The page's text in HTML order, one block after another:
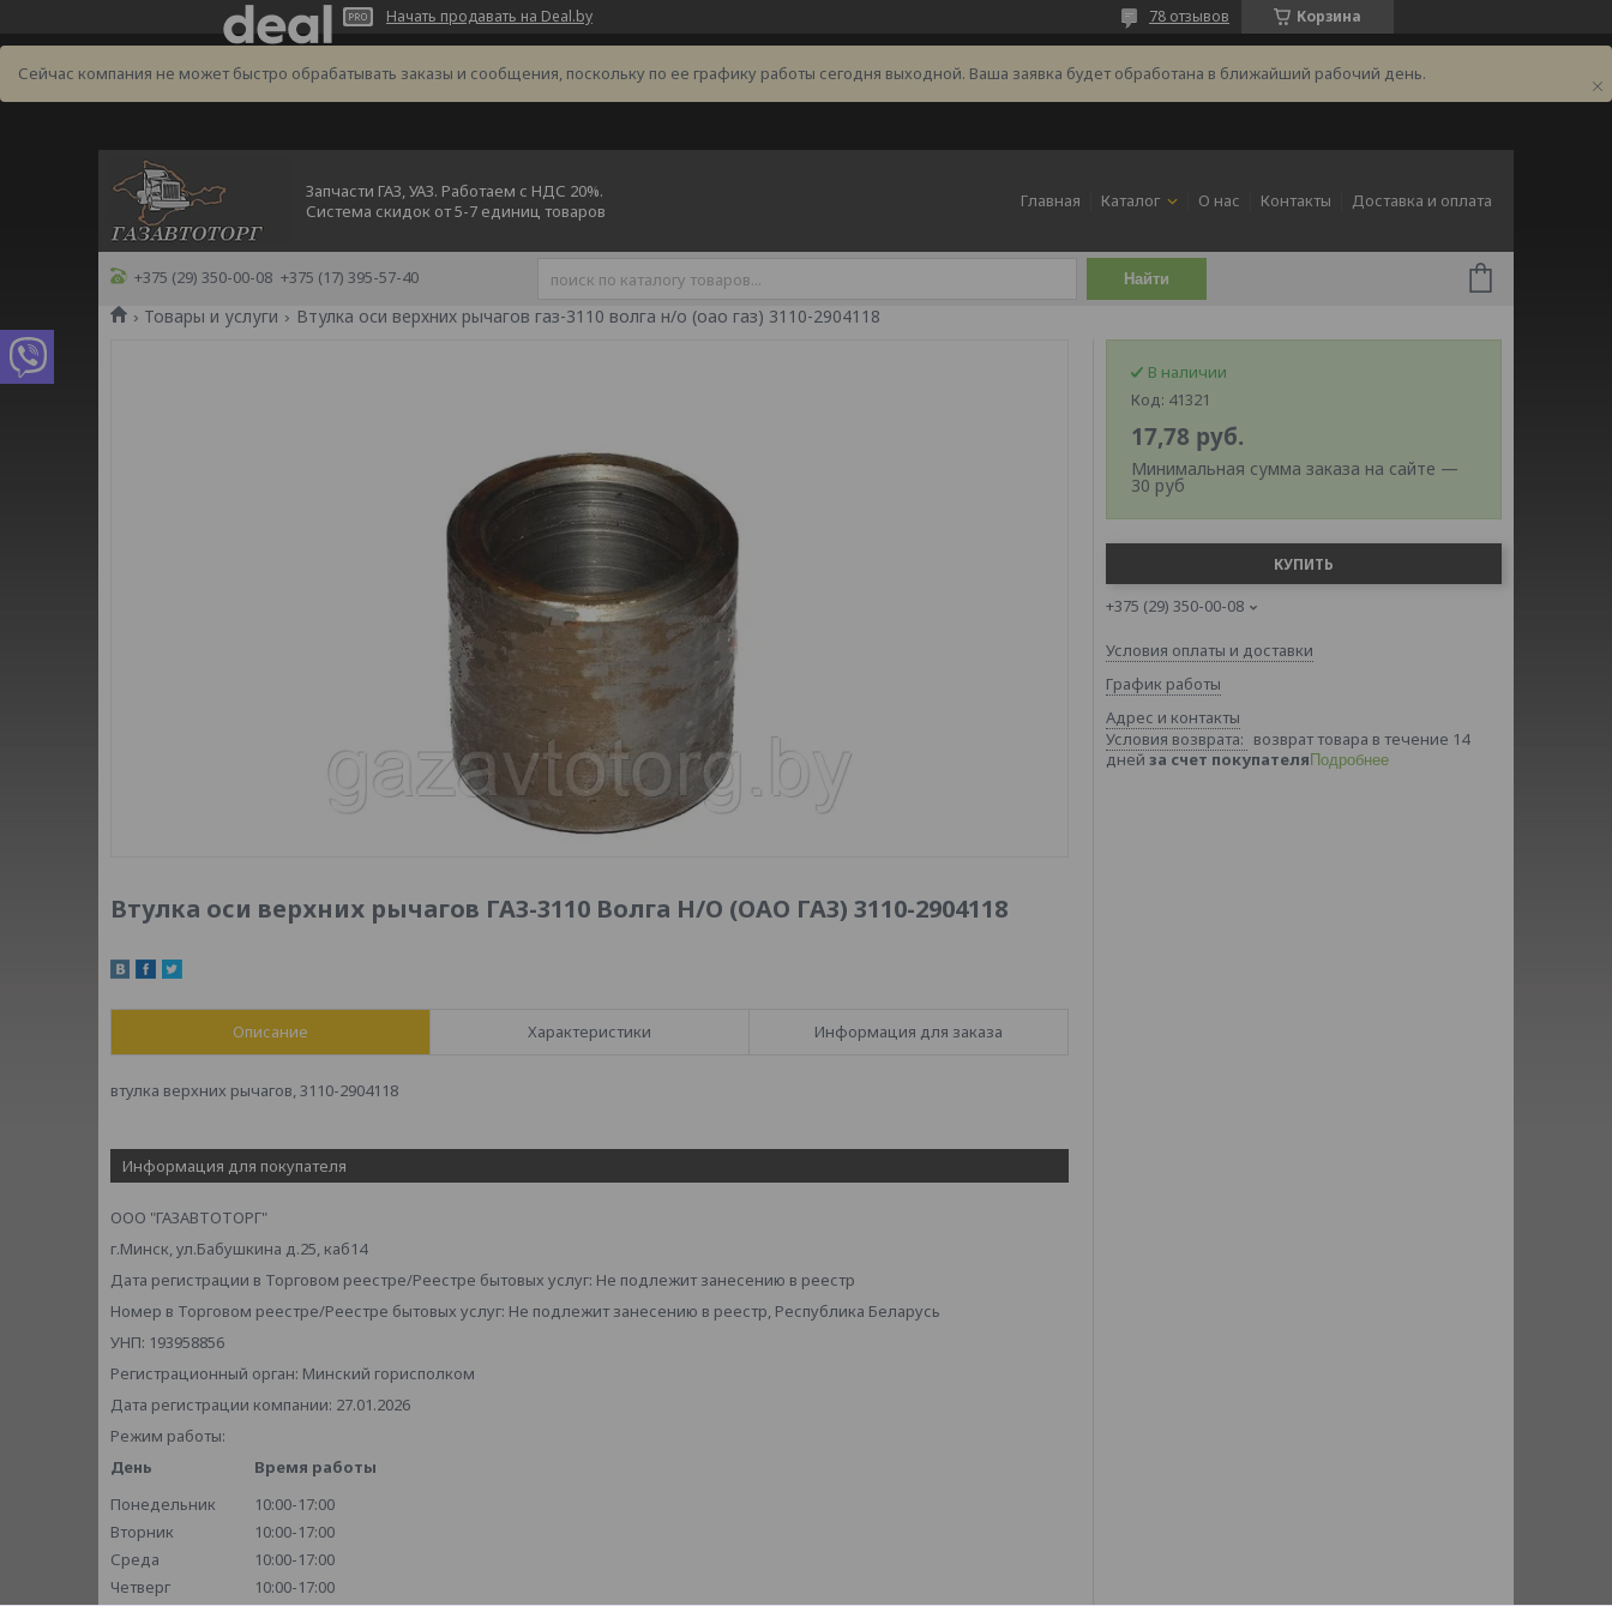
Начать продавать на Deal.by Корзина
78 отзывов
Сейчас компания не может быстро обрабатывать заказы и сообщения, поскольку по ее графику работы сегодня выходной. Ваша заявка будет обработана в ближайший рабочий день.
Запчасти ГАЗ, УАЗ. Работаем с НДС 20%.
Система скидок от 5-7 единиц товаров
Главная Каталог О нас Контакты Доставка и оплата
+375 (29) 350-00-08 +375 (17) 395-57-40 Найти
Товары и услуги Втулка оси верхних рычагов газ-3110 волга н/о (оао газ) 3110-2904118
Втулка оси верхних рычагов ГАЗ-3110 Волга Н/О (ОАО ГАЗ) 3110-2904118
Описание Характеристики Информация для заказа
втулка верхних рычагов, 3110-2904118
Информация для покупателя
ООО "ГАЗАВТОТОРГ"
г.Минск, ул.Бабушкина д.25, каб14
Дата регистрации в Торговом реестре/Реестре бытовых услуг: Не подлежит занесению в реестр
Номер в Торговом реестре/Реестре бытовых услуг: Не подлежит занесению в реестр, Республика Беларусь
УНП: 193958856
Регистрационный орган: Минский горисполком
Дата регистрации компании: 27.01.2026
Режим работы:
День
Время работы
Понедельник
10:00-17:00
Вторник
10:00-17:00
Среда
10:00-17:00
Четверг
10:00-17:00
В наличии
Код: 41321
17,78 руб.
Минимальная сумма заказа на сайте —
30 руб
КУПИТЬ
+375 (29) 350-00-08
Условия оплаты и доставки
График работы
Адрес и контакты
возврат товара в течение 14
дней за счет покупателя Подробнее